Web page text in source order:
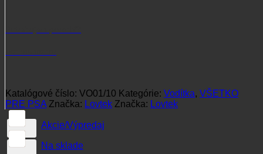
Katalógové číslo: VO01/10 Kategórie: Vodítka, VŠETKO
PRE PSA Značka: Lovtek Značka: Lovtek
Akcie/Výpredaj
Na sklade